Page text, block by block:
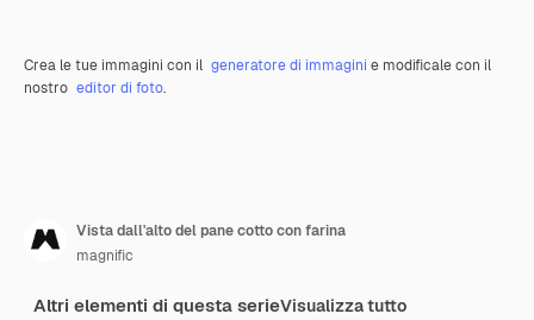
Crea le tue immagini con il generatore di immagini e modificale con il
nostro editor di foto.
Vista dall'alto del pane cotto con farina
magnific
Altri elementi di questa serieVisualizza tutto